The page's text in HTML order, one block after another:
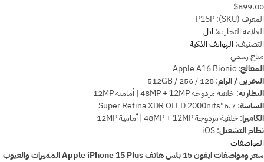
$899.00
المعرف (SKU):
P15P
العلامة التجارية: ابل
التصنيف: الهواتف الذكية
متاحرسمي
المعالج:
Apple A16 Bionic
التخزين / الرام:
128 / 256 / 512GB
البطارية:خلفية مزدوجة 48MP + 12MP | أمامية 12MP
الشاشة:
6.7"Super Retina XDR OLED 2000nits
الكاميرا:خلفية مزدوجة 48MP + 12MP | أمامية 12MP
نظام التشغيل:
iOS
المواصفات
سعر ومواصفات ايفون 15 بلس هاتف Apple iPhone 15 Plus المميزات والعيوب